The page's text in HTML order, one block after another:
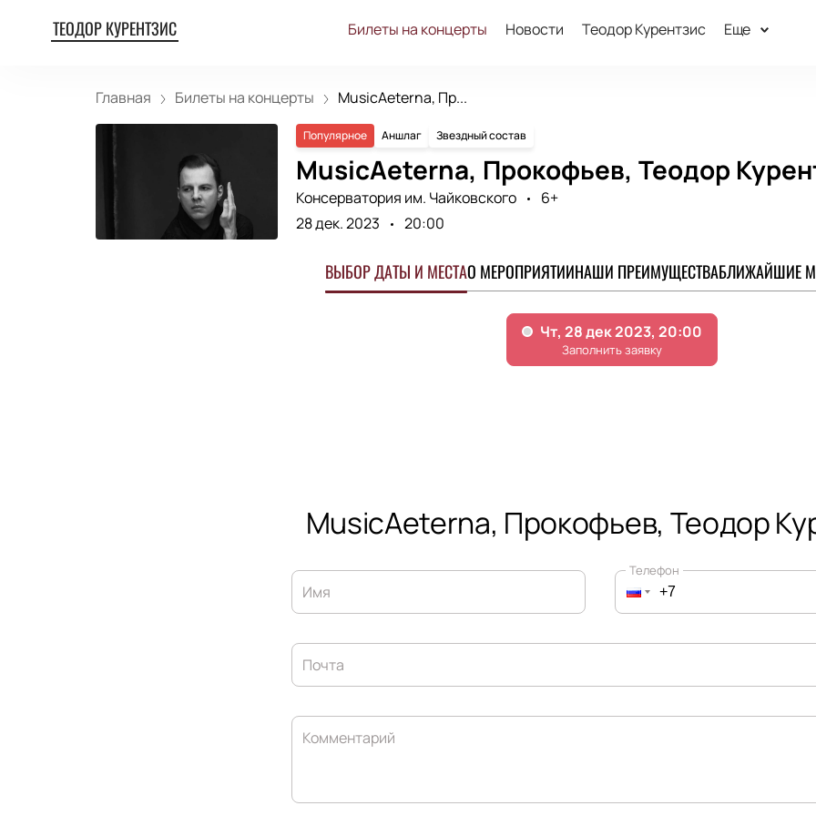
ТЕОДОР КУРЕНТЗИС Билеты на концерты Новости Теодор Курентзис Еще
Главная Билеты на концерты MusicAeterna, Пр...
Популярное Аншлаг Звездный состав
MusicAeterna, Прокофьев, Теодор
Консерватория им. Чайковского
6+
28 дек. 2023
20:00
ВЫБОР ДАТЫ И МЕСТАО МЕРОПРИЯТИИНАШИ ПРЕИМУЩЕСТВАБЛИЖАЙШИЕ
MusicAeterna, Прокофьев, Теодор
Имя
Телефон
Почта
Комментарий